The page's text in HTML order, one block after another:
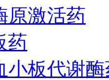
原激活药
药
小板代谢